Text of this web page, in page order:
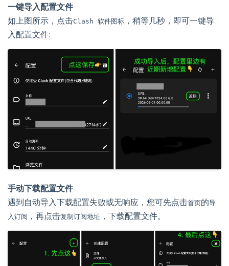
一键导入配置文件
如上图所示，点击Clash 软件图标 ，稍等几秒，即可一键导
入配置文件:
手动下载配置文件
遇到自动导入下载配置失败或无响应，您可先点击首页的导
入订阅 ，再点击复制订阅地址 ，下载配置文件。